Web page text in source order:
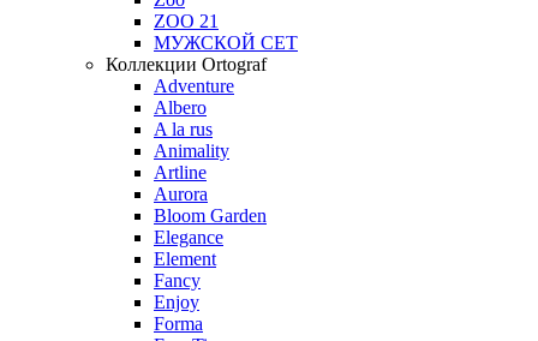
ZOO 21
МУЖСКОЙ СЕТ
Коллекции Ortograf
Adventure
Albero
A la rus
Animality
Artline
Aurora
Bloom Garden
Elegance
Element
Fancy
Enjoy
Forma